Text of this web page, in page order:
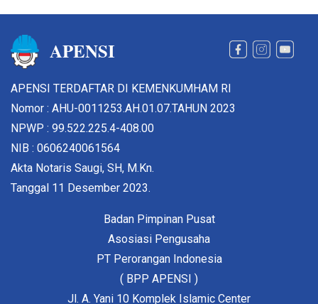
APENSI
APENSI TERDAFTAR DI KEMENKUMHAM RI
Nomor : AHU-0011253.AH.01.07.TAHUN 2023
NPWP : 99.522.225.4-408.00
NIB : 0606240061564
Akta Notaris Saugi, SH, M.Kn.
Tanggal 11 Desember 2023.
Badan Pimpinan Pusat
Asosiasi Pengusaha
PT Perorangan Indonesia
( BPP APENSI )
Jl. A. Yani 10 Komplek Islamic Center